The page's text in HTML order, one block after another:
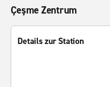
Çeşme Zentrum
Details zur Station